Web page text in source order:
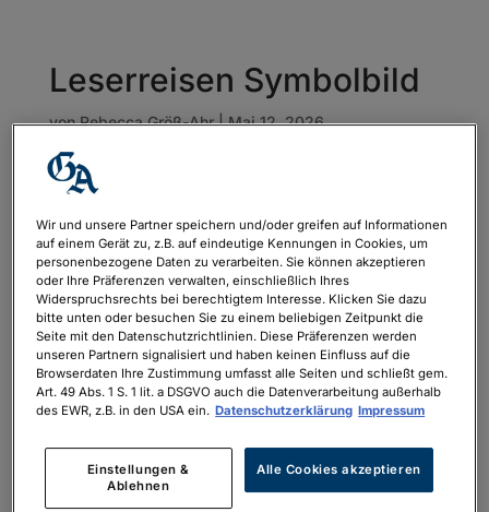
Leserreisen Symbolbild
vonRebecca Größ-Ahr|Mai 12, 2026
Wir und unsere Partner speichern und/oder greifen auf Informationen
auf einem Gerät zu, z.B. auf eindeutige Kennungen in Cookies, um
personenbezogene Daten zu verarbeiten. Sie können akzeptieren
oder Ihre Präferenzen verwalten, einschließlich Ihres
Widerspruchsrechts bei berechtigtem Interesse. Klicken Sie dazu
bitte unten oder besuchen Sie zu einem beliebigen Zeitpunkt die
Seite mit den Datenschutzrichtlinien. Diese Präferenzen werden
unseren Partnern signalisiert und haben keinen Einfluss auf die
Browserdaten Ihre Zustimmung umfasst alle Seiten und schließt gem.
Art. 49 Abs. 1 S. 1 lit. a DSGVO auch die Datenverarbeitung außerhalb
des EWR, z.B. in den USA ein. Datenschutzerklärung Impressum
Einstellungen &
Ablehnen
Alle Cookies akzeptieren